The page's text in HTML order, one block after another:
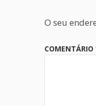
O seu
COMENTÁRIO